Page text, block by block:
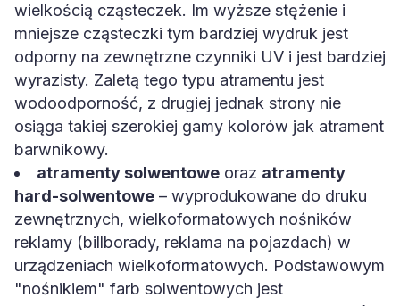
wielkością cząsteczek. Im wyższe stężenie i
mniejsze cząsteczki tym bardziej wydruk jest
odporny na zewnętrzne czynniki UV i jest bardziej
wyrazisty. Zaletą tego typu atramentu jest
wodoodporność, z drugiej jednak strony nie
osiąga takiej szerokiej gamy kolorów jak atrament
barwnikowy.
atramenty solwentowe oraz atramenty
hard-solwentowe – wyprodukowane do druku
zewnętrznych, wielkoformatowych nośników
reklamy (billborady, reklama na pojazdach) w
urządzeniach wielkoformatowych. Podstawowym
"nośnikiem" farb solwentowych jest